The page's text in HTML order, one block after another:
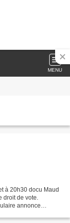
MENU
à 20h30 docu Maud
droit de vote.
annonce